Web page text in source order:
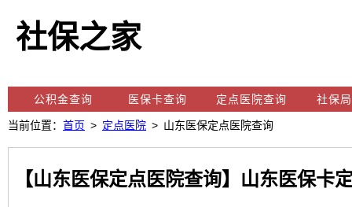
社保之家
公积金查询 医保卡查询 定点医院查询 社保
当前位置： 首页 > 定点医院 > 山东医保定点医院查询
【山东医保定点医院查询】山东医保卡